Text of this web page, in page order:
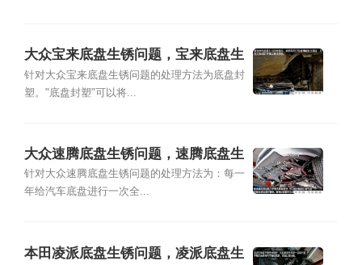
大众宝来底盘生锈问题，宝来底盘生
锈怎么处理
针对大众宝来底盘生锈问题的处理方法为底盘封
塑。"底盘封塑"可以将...
大众速腾底盘生锈问题，速腾底盘生
锈怎么处理
针对大众速腾底盘生锈问题的处理方法为：每一
年给汽车底盘进行一次全...
本田凌派底盘生锈问题，凌派底盘生